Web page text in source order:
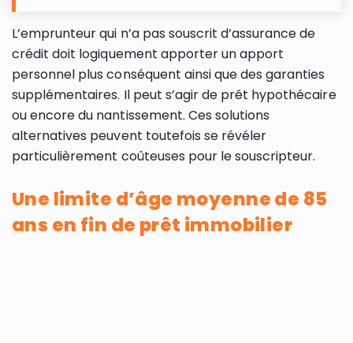
L’emprunteur qui n’a pas souscrit d’assurance de
crédit doit logiquement apporter un apport
personnel plus conséquent ainsi que des garanties
supplémentaires. Il peut s’agir de prêt hypothécaire
ou encore du nantissement. Ces solutions
alternatives peuvent toutefois se révéler
particulièrement coûteuses pour le souscripteur.
Une limite d’âge moyenne de 85
ans en fin de prêt immobilier